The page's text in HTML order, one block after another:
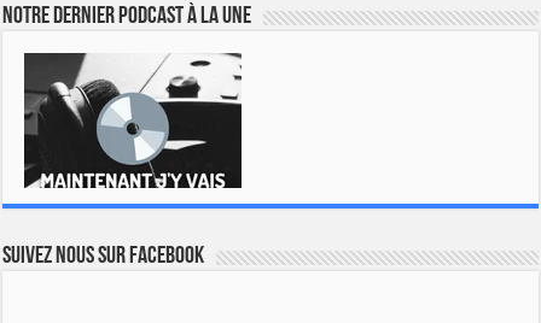
Notre dernier podcast à la une
Suivez nous sur Facebook